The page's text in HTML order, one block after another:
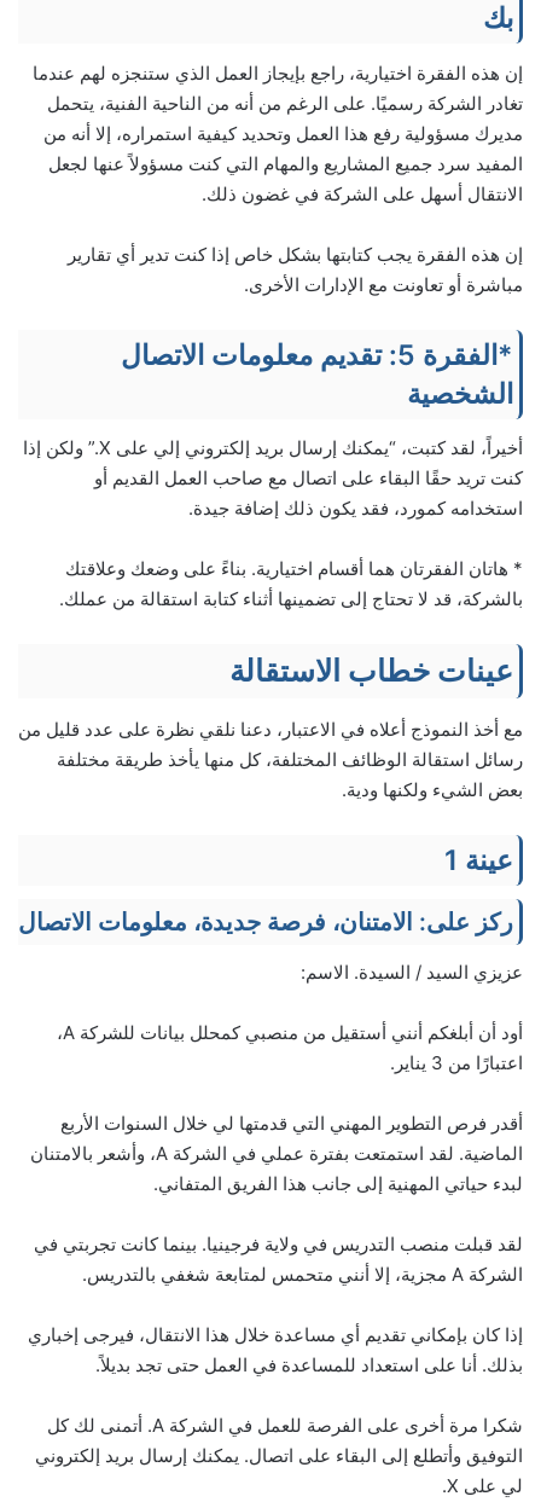
بك
إن هذه الفقرة اختيارية، راجع بإيجاز العمل الذي ستنجزه لهم عندما
تغادر الشركة رسميًا. على الرغم من أنه من الناحية الفنية، يتحمل
مديرك مسؤولية رفع هذا العمل وتحديد كيفية استمراره، إلا أنه من
المفيد سرد جميع المشاريع والمهام التي كنت مسؤولاً عنها لجعل
الانتقال أسهل على الشركة في غضون ذلك.
إن هذه الفقرة يجب كتابتها بشكل خاص إذا كنت تدير أي تقارير
مباشرة أو تعاونت مع الإدارات الأخرى.
*الفقرة 5: تقديم معلومات الاتصال
الشخصية
أخيراً، لقد كتبت، “يمكنك إرسال بريد إلكتروني إلي على X.” ولكن إذا
كنت تريد حقًا البقاء على اتصال مع صاحب العمل القديم أو
استخدامه كمورد، فقد يكون ذلك إضافة جيدة.
* هاتان الفقرتان هما أقسام اختيارية. بناءً على وضعك وعلاقتك
بالشركة، قد لا تحتاج إلى تضمينها أثناء كتابة استقالة من عملك.
عينات خطاب الاستقالة
مع أخذ النموذج أعلاه في الاعتبار، دعنا نلقي نظرة على عدد قليل من
رسائل استقالة الوظائف المختلفة، كل منها يأخذ طريقة مختلفة
بعض الشيء ولكنها ودية.
عينة 1
ركز على: الامتنان، فرصة جديدة، معلومات الاتصال
عزيزي السيد / السيدة. الاسم:
أود أن أبلغكم أنني أستقيل من منصبي كمحلل بيانات للشركة A،
اعتبارًا من 3 يناير.
أقدر فرص التطوير المهني التي قدمتها لي خلال السنوات الأربع
الماضية. لقد استمتعت بفترة عملي في الشركة A، وأشعر بالامتنان
لبدء حياتي المهنية إلى جانب هذا الفريق المتفاني.
لقد قبلت منصب التدريس في ولاية فرجينيا. بينما كانت تجربتي في
الشركة A مجزية، إلا أنني متحمس لمتابعة شغفي بالتدريس.
إذا كان بإمكاني تقديم أي مساعدة خلال هذا الانتقال، فيرجى إخباري
بذلك. أنا على استعداد للمساعدة في العمل حتى تجد بديلاً.
شكرا مرة أخرى على الفرصة للعمل في الشركة A. أتمنى لك كل
التوفيق وأتطلع إلى البقاء على اتصال. يمكنك إرسال بريد إلكتروني
لي على X.